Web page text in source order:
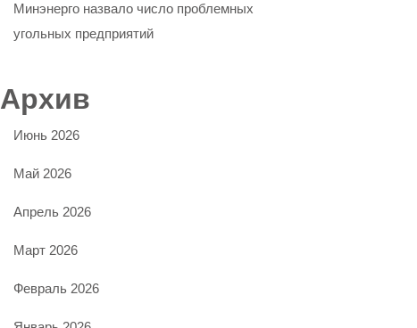
Минэнерго назвало число проблемных
угольных предприятий
Архив
Июнь 2026
Май 2026
Апрель 2026
Март 2026
Февраль 2026